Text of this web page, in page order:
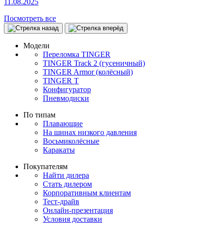
11.08.2025
Посмотреть все
Модели
Переломка TINGER
TINGER Track 2 (гусеничный)
TINGER Armor (колёсный)
TINGER T
Конфигуратор
Пневмодиски
По типам
Плавающие
На шинах низкого давления
Восьмиколёсные
Каракаты
Покупателям
Найти дилера
Стать дилером
Корпоративным клиентам
Тест-драйв
Онлайн-презентация
Условия доставки